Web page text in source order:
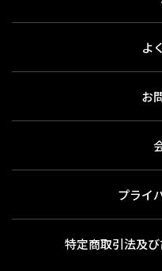
よ
お
プライ
特定商取引法及